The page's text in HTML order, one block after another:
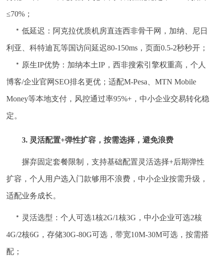
≤70%；
低延迟：阿克拉优质机房直连西非骨干网，加纳、尼日
利亚、科特迪瓦等国访问延迟80-150ms，页面0.5-2秒秒开；
原生IP优势：加纳本土IP，西非搜索引擎权重高，个人
博客/企业官网SEO排名更优；适配M-Pesa、MTN Mobile
Money等本地支付，风控通过率95%+，中小企业交易转化稳
定。
3. 灵活配置+弹性扩容，按需选择，避免浪费
摒弃固定套餐限制，支持基础配置灵活选择+后期弹性
扩容，个人用户选入门款够用不浪费，中小企业按需升级，
适配业务成长。
灵活选型：个人可选1核2G/1核3G，中小企业可选2核
4G/2核6G，存储30G-80G可选，带宽10M-30M可选，按需搭
配；